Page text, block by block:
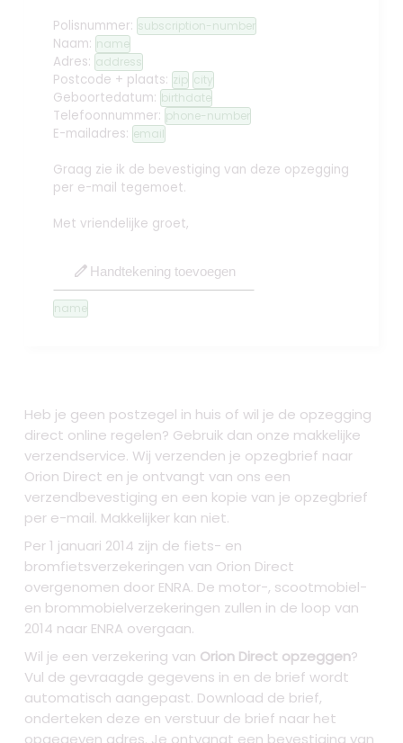
Polisnummer: subscription-number
Naam: name
Adres: address
Postcode + plaats: zip city
Geboortedatum: birthdate
Telefoonnummer: phone-number
E-mailadres: email
Graag zie ik de bevestiging van deze opzegging
per e-mail tegemoet.
Met vriendelijke groet,
edit Handtekening toevoegen
name
Heb je geen postzegel in huis of wil je de opzegging
direct online regelen? Gebruik dan onze makkelijke
verzendservice. Wij verzenden je opzegbrief naar
Orion Direct en je ontvangt van ons een
verzendbevestiging en een kopie van je opzegbrief
per e-mail. Makkelijker kan niet.
Per 1 januari 2014 zijn de fiets- en
bromfietsverzekeringen van Orion Direct
overgenomen door ENRA. De motor-, scootmobiel-
en brommobielverzekeringen zullen in de loop van
2014 naar ENRA overgaan.
Wil je een verzekering van Orion Direct opzeggen?
Vul de gevraagde gegevens in en de brief wordt
automatisch aangepast. Download de brief,
onderteken deze en verstuur de brief naar het
opgegeven adres. Je ontvangt een bevestiging van